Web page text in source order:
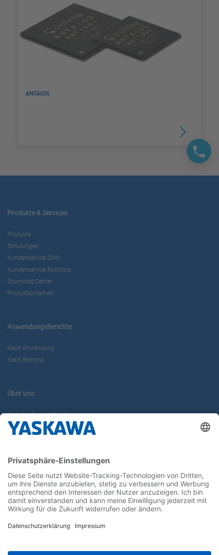
ANTAIOS
Produkte & Services
Produkte
Schulungen
Kundenservice DMC
Kundenservice Robotics
Download Center
Produktsicherheit
Anwendungsberichte
Nach Anwendung
Nach Branche
Über uns
Yaskawa Europe GmbH
Karriere
Newsletter
Follow us on...